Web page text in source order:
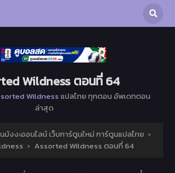
Wildness ตอนที่ 64
Wildness แปลไทย ทุกตอน อัพเดทตอน
ล่าสุด
มังงะออนไลน์ เว็บการ์ตูนใหม่ การ์ตูนแปลไทย ›
› Assorted Wildness ตอนที่ 64